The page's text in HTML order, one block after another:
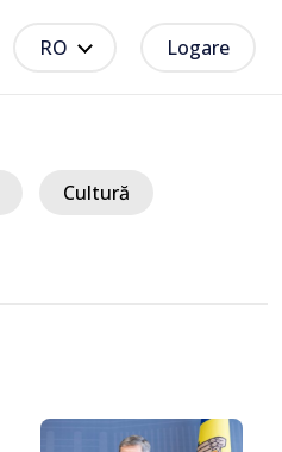
RO Logare
Cultură